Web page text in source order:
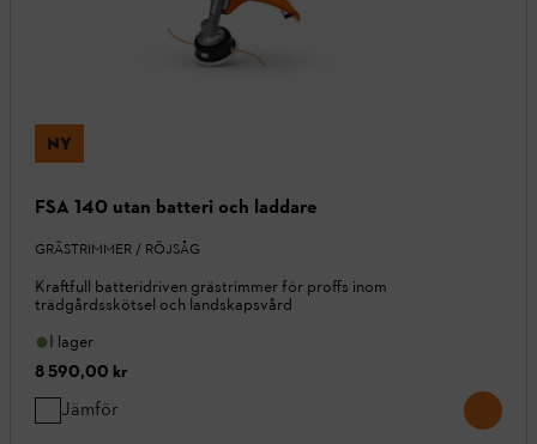
NY
FSA 140 utan batteri och laddare
GRÄSTRIMMER / RÖJSÅG
Kraftfull batteridriven grästrimmer för proffs inom
trädgårdsskötsel och landskapsvård
I lager
8 590,00 kr
Jämför